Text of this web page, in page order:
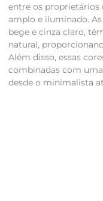
entre os proprietários
amplo e iluminado.
bege e cinza claro,
natural,
Além disso, essas
combinadas com
desde o minimalista